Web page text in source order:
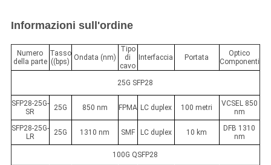
Informazioni sull'ordine
Numero
della parte
Tasso
((bps)
Ondata (nm)
Tipo
di
cavo
Interfaccia Portata
Optico
Componenti
25G SFP28
SFP28-25G-
SR
25G 850 nm FPMA LC duplex 100 metri
VCSEL 850
nm
SFP28-25G-
LR
25G 1310 nm SMF LC duplex 10 km
DFB 1310
nm
100G QSFP28